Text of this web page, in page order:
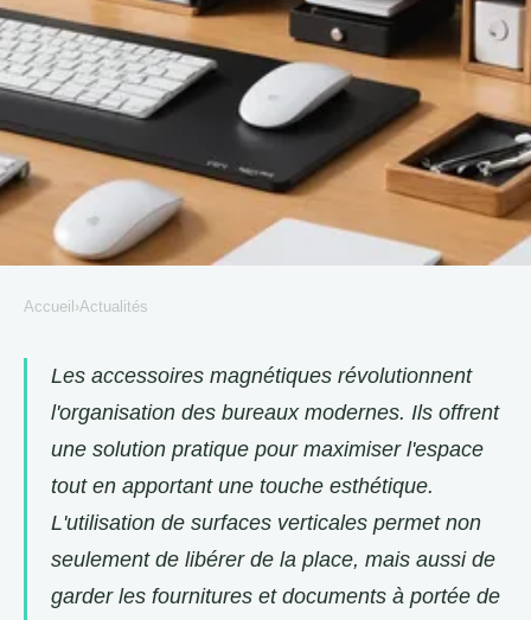
Les avantages des accessoires
magnétiques pour un bureau
bien organisé
Delphine•27 juin 2025 5 min de lecture
Accueil ›Actualités
Les accessoires magnétiques révolutionnent
l'organisation des bureaux modernes. Ils offrent
une solution pratique pour maximiser l'espace
tout en apportant une touche esthétique.
L'utilisation de surfaces verticales permet non
seulement de libérer de la place, mais aussi de
garder les fournitures et documents à portée de